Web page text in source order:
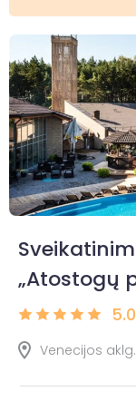
„Atostogų
5.0
Venecijos